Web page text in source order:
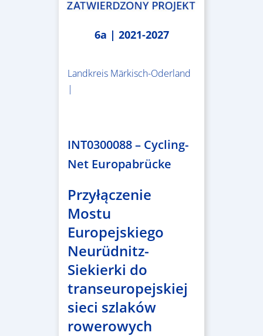
6a | 2021-2027
Landkreis Märkisch-Oderland
|
INT0300088 – Cycling-
Net Europabrücke
Przyłączenie
Mostu
Europejskiego
Neurüdnitz-
Siekierki do
transeuropejskiej
sieci szlaków
rowerowych